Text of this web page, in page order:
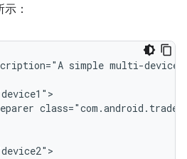
：
simple multi-devices